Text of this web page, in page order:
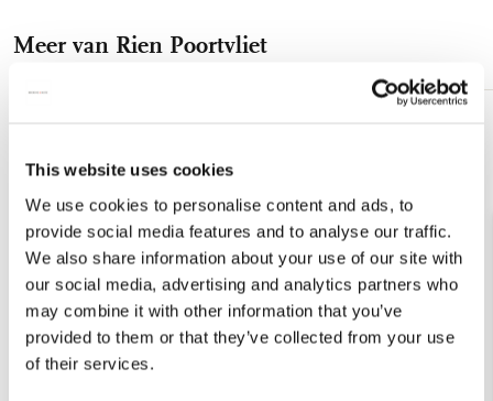
This website uses cookies
We use cookies to personalise content and ads, to
provide social media features and to analyse our traffic.
We also share information about your use of our site with
our social media, advertising and analytics partners who
may combine it with other information that you’ve
provided to them or that they’ve collected from your use
of their services.
mail
Meer van Rien Poortvliet